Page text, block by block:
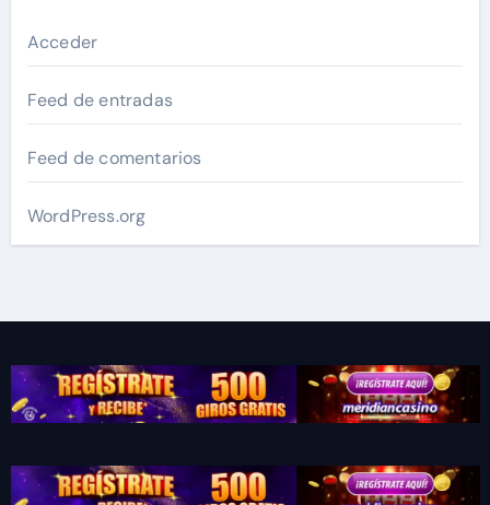
Acceder
Feed de entradas
Feed de comentarios
WordPress.org